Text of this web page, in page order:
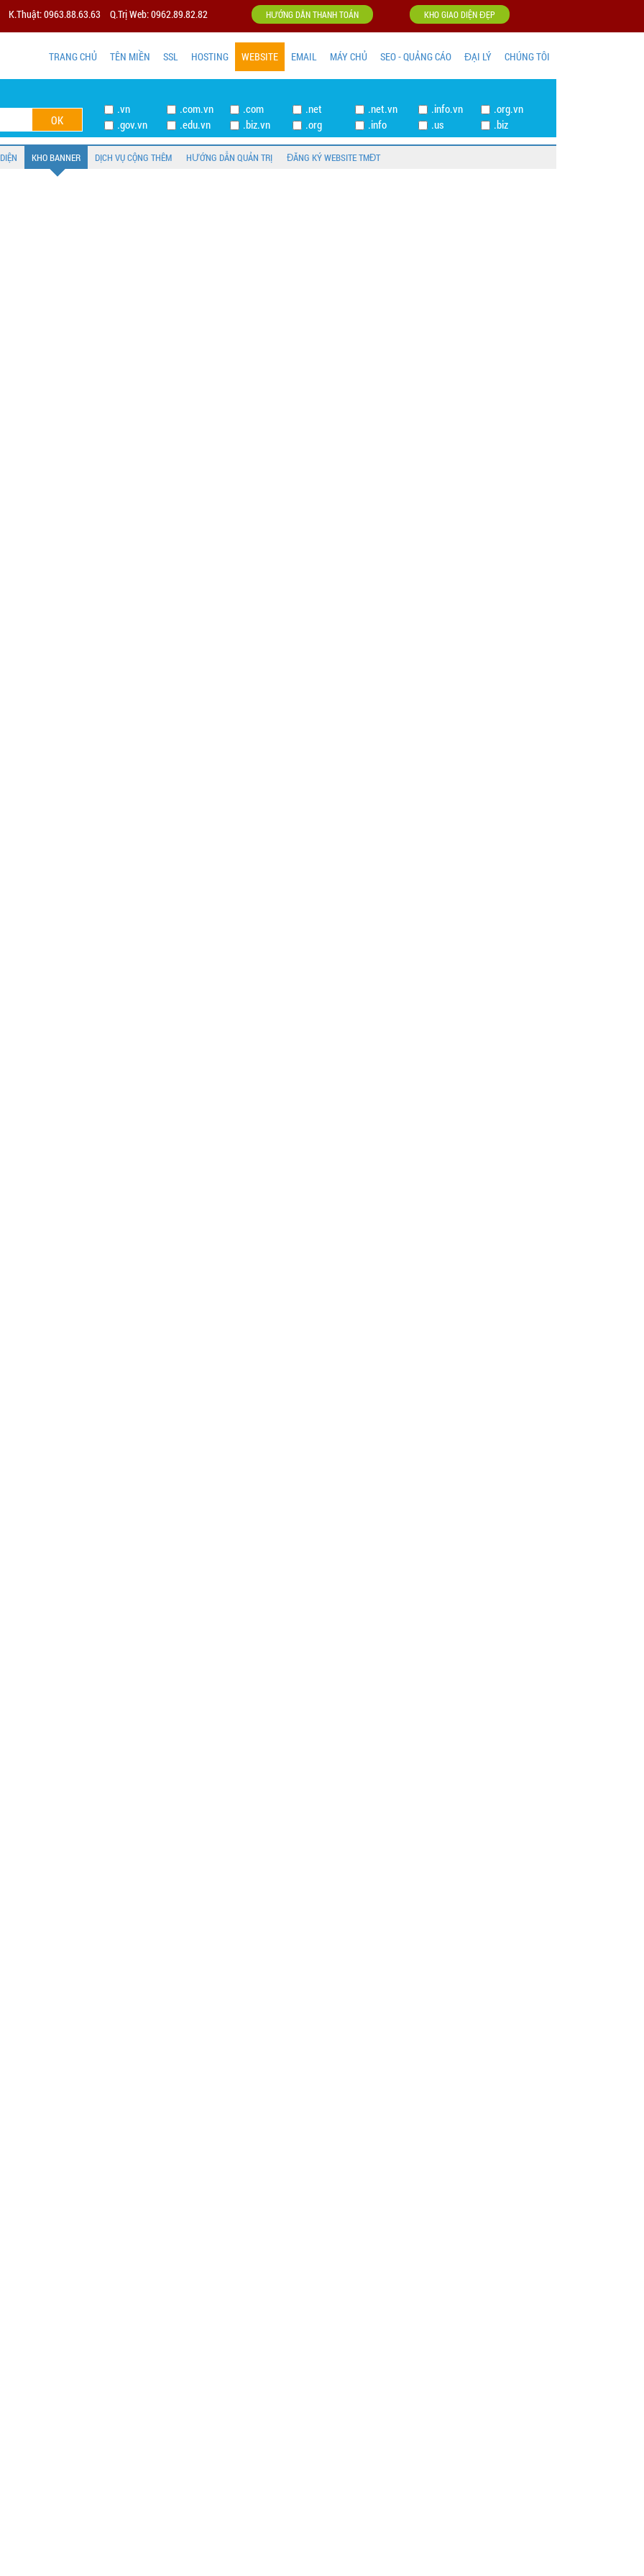
K.Thuật: 0963.88.63.63 Q.Trị Web: 0962.89.82.82 HƯỚNG DẪN THANH TOÁN KHO GIAO DIỆN ĐẸP
TRANG CHỦ TÊN MIỀN SSL HOSTING WEBSITE EMAIL MÁY CHỦ SEO - QUẢNG CÁO ĐẠI LÝ CHÚNG TÔI
.vn .com.vn .com .net .net.vn .info.vn
.org.vn
.gov.vn
.edu.vn .biz.vn .org .info .us .biz
KHO BANNER DỊCH VỤ CỘNG THÊM HƯỚNG DẪN QUẢN TRỊ ĐĂNG KÝ WEBSITE TMĐT